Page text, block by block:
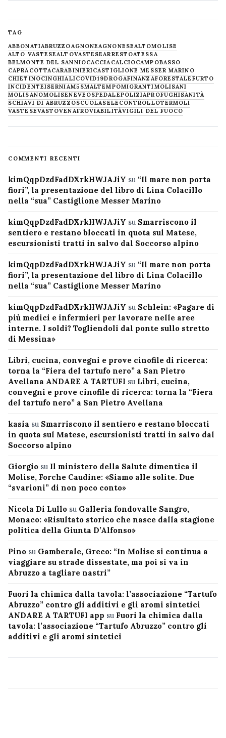
TAG
ABBONATIABRUZZOAGNONEAGNONESEALTOMOLISE
ALTO VASTESEALTOVASTESEARRESTOATESSA
BELMONTE DEL SANNIOCACCIACALCIOCAMPOBASSO
CAPRACOTTACARABINIERICASTIGLIONE MESSER MARINO
CHIETINOCINGHIALICOVID19DROGAFINANZAFORESTALE FURTO
INCIDENTEISERNIAM5SMALTEMPOMIGRANTIMOLISANI
MOLISANOMOLISENEVE OSPEDALEPOLIZIAPROFUGHISANITÀ
SCHIAVI DI ABRUZZOSCUOLASELECONTROLLOTERMOLI
VASTESEVASTOVENAFROVIABILITÀVIGILI DEL FUOCO
COMMENTI RECENTI
kimQqpDzdFadDXrkHWJAJiY su “Il mare non porta
fiori”, la presentazione del libro di Lina Colacillo
nella “sua” Castiglione Messer Marino
kimQqpDzdFadDXrkHWJAJiY su Smarriscono il
sentiero e restano bloccati in quota sul Matese,
escursionisti tratti in salvo dal Soccorso alpino
kimQqpDzdFadDXrkHWJAJiY su “Il mare non porta
fiori”, la presentazione del libro di Lina Colacillo
nella “sua” Castiglione Messer Marino
kimQqpDzdFadDXrkHWJAJiY su Schlein: «Pagare di
più medici e infermieri per lavorare nelle aree
interne. I soldi? Togliendoli dal ponte sullo stretto
di Messina»
Libri, cucina, convegni e prove cinofile di ricerca:
torna la “Fiera del tartufo nero” a San Pietro
Avellana ANDARE A TARTUFI su Libri, cucina,
convegni e prove cinofile di ricerca: torna la “Fiera
del tartufo nero” a San Pietro Avellana
kasia su Smarriscono il sentiero e restano bloccati
in quota sul Matese, escursionisti tratti in salvo dal
Soccorso alpino
Giorgio su Il ministero della Salute dimentica il
Molise, Forche Caudine: «Siamo alle solite. Due
“svarioni” di non poco conto»
Nicola Di Lullo su Galleria fondovalle Sangro,
Monaco: «Risultato storico che nasce dalla stagione
politica della Giunta D’Alfonso»
Pino su Gamberale, Greco: “In Molise si continua a
viaggiare su strade dissestate, ma poi si va in
Abruzzo a tagliare nastri”
Fuori la chimica dalla tavola: l’associazione “Tartufo
Abruzzo” contro gli additivi e gli aromi sintetici
ANDARE A TARTUFI app su Fuori la chimica dalla
tavola: l’associazione “Tartufo Abruzzo” contro gli
additivi e gli aromi sintetici